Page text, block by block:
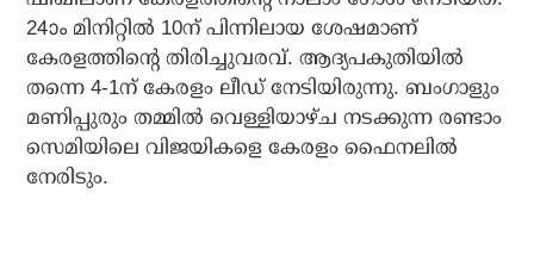
24ാം മിനിറ്റില്‍ 10ന് പിന്നിലായ ശേഷമാണ്
കേരളത്തിന്റെ തിരിച്ചുവരവ്. ആദ്യപകുതിയില്‍
തന്നെ 4-1ന് കേരളം ലീഡ് നേടിയിരുന്നു. ബംഗാളും
മണിപ്പുരും തമ്മില്‍ വെള്ളിയാഴ്ച നടക്കുന്ന രണ്ടാം
സെമിയിലെ വിജയികളെ കേരളം ഫൈനലില്‍
നേരിടും.